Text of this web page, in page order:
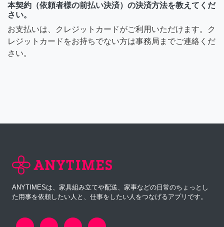
本契約（依頼者様の前払い決済）の決済方法を教えてくだ
さい。
お支払いは、クレジットカードがご利用いただけます。ク
レジットカードをお持ちでない方は事務局までご連絡くだ
さい。
ANYTIMESは、家具組み立てや配送、家事などの日常のちょっとし
た用事を依頼したい人と、仕事をしたい人をつなげるアプリです。